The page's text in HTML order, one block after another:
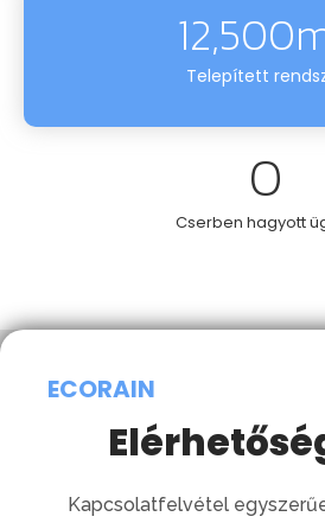
Telepített
12,500
Cserben hagyott
0
ECORAIN
Kapcsolatfelvétel